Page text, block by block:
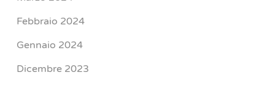
Febbraio 2024
Gennaio 2024
Dicembre 2023